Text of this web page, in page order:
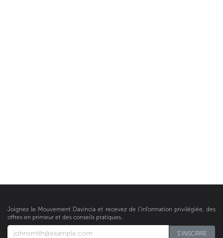
Joignez le Mouvement Davincia et recevez de l’information privilégiée, des
offres en primeur et des conseils pratiques.
S'INSCRIRE​​​​